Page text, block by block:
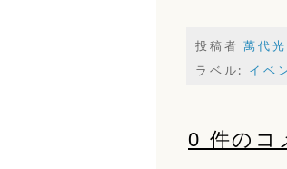
投稿者萬代
ラベル: イベ
0 件のコ